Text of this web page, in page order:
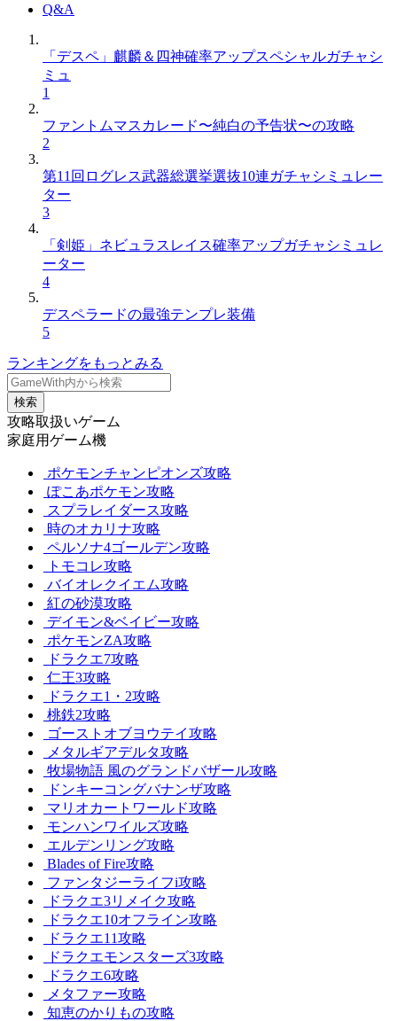
Q&A
「デスペ」麒麟＆四神確率アップスペシャルガチャシ
ミュ
1
ファントムマスカレード〜純白の予告状〜の攻略
2
第11回ログレス武器総選挙選抜10連ガチャシミュレー
ター
3
「剣姫」ネビュラスレイス確率アップガチャシミュレ
ーター
4
デスペラードの最強テンプレ装備
5
ランキングをもっとみる
検索
攻略取扱いゲーム
家庭用ゲーム機
ポケモンチャンピオンズ攻略
ぽこあポケモン攻略
スプラレイダース攻略
時のオカリナ攻略
ペルソナ4ゴールデン攻略
トモコレ攻略
バイオレクイエム攻略
紅の砂漠攻略
デイモン&ベイビー攻略
ポケモンZA攻略
ドラクエ7攻略
仁王3攻略
ドラクエ1・2攻略
桃鉄2攻略
ゴーストオブヨウテイ攻略
メタルギアデルタ攻略
牧場物語 風のグランドバザール攻略
ドンキーコングバナンザ攻略
マリオカートワールド攻略
モンハンワイルズ攻略
エルデンリング攻略
Blades of Fire攻略
ファンタジーライフi攻略
ドラクエ3リメイク攻略
ドラクエ10オフライン攻略
ドラクエ11攻略
ドラクエモンスターズ3攻略
ドラクエ6攻略
メタファー攻略
知恵のかりもの攻略